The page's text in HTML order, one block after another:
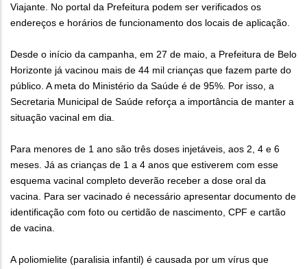
Viajante. No portal da Prefeitura podem ser verificados os
endereços e horários de funcionamento dos locais de aplicação.
Desde o início da campanha, em 27 de maio, a Prefeitura de Belo
Horizonte já vacinou mais de 44 mil crianças que fazem parte do
público. A meta do Ministério da Saúde é de 95%. Por isso, a
Secretaria Municipal de Saúde reforça a importância de manter a
situação vacinal em dia.
Para menores de 1 ano são três doses injetáveis, aos 2, 4 e 6
meses. Já as crianças de 1 a 4 anos que estiverem com esse
esquema vacinal completo deverão receber a dose oral da
vacina. Para ser vacinado é necessário apresentar documento de
identificação com foto ou certidão de nascimento, CPF e cartão
de vacina.
A poliomielite (paralisia infantil) é causada por um vírus que